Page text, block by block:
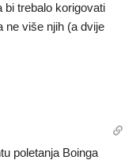
trebalo korigovati
ne više njih (a dvije
poletanja Boinga